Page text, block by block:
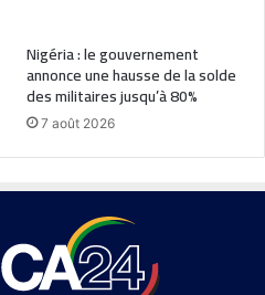
Nigéria : le gouvernement
annonce une hausse de la solde
des militaires jusqu’à 80%
7 août 2026